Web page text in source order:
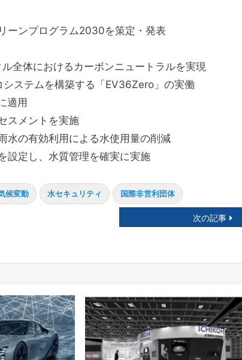
ーンプログラム2030を策定・発表
全体におけるカーボンニュートラルを実現
ステムを構築する「EV36Zero」の実働
適用
スメントを実施
水の有効利用による水使用量の削減
設定し、水質管理を確実に実施
候変動 水セキュリティ 国際非営利団体
次の記事